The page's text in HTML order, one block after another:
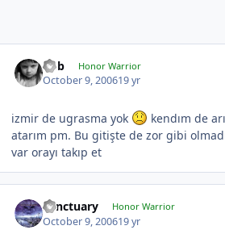
hbb Honor Warrior
October 9, 200619 yr
izmir de ugrasma yok
kendım de
atarım pm. Bu gitişte de zor gibi
var orayı takıp et
Sanctuary Honor Warrior
October 9, 200619 yr